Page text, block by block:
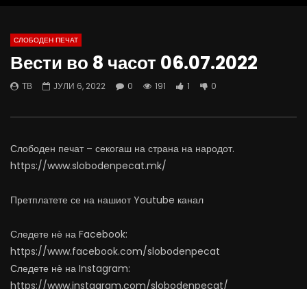
06.08.2026
Министерство за
СЛОБОДЕН ПЕЧАТ
Вести во 8 часот 06.07.2022
ТВ ЈУЛИ 6, 2022 0 191 1 0
Слободен печат – секогаш на страна на народот.
https://www.slobodenpecat.mk/
Претплатете се на нашиот Youtube канал
Следете нѐ на Facebook:
https://www.facebook.com/slobodenpecat
Следете нѐ на Instagram:
https://www.instagram.com/slobodenpecat/